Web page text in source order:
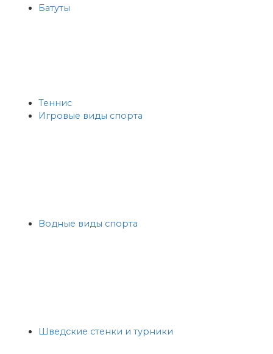
Батуты
Теннис
Игровые виды спорта
Водные виды спорта
Шведские стенки и турники